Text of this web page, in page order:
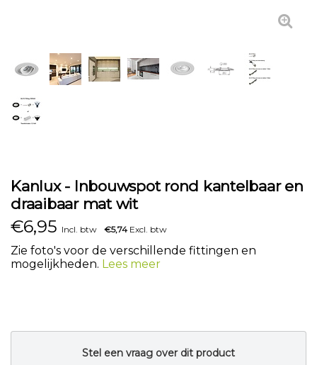
Kanlux - Inbouwspot rond kantelbaar en
draaibaar mat wit
€6,95 Incl. btw €5,74Excl. btw
Zie foto's voor de verschillende fittingen en
mogelijkheden. Lees meer
Stel een vraag over dit product